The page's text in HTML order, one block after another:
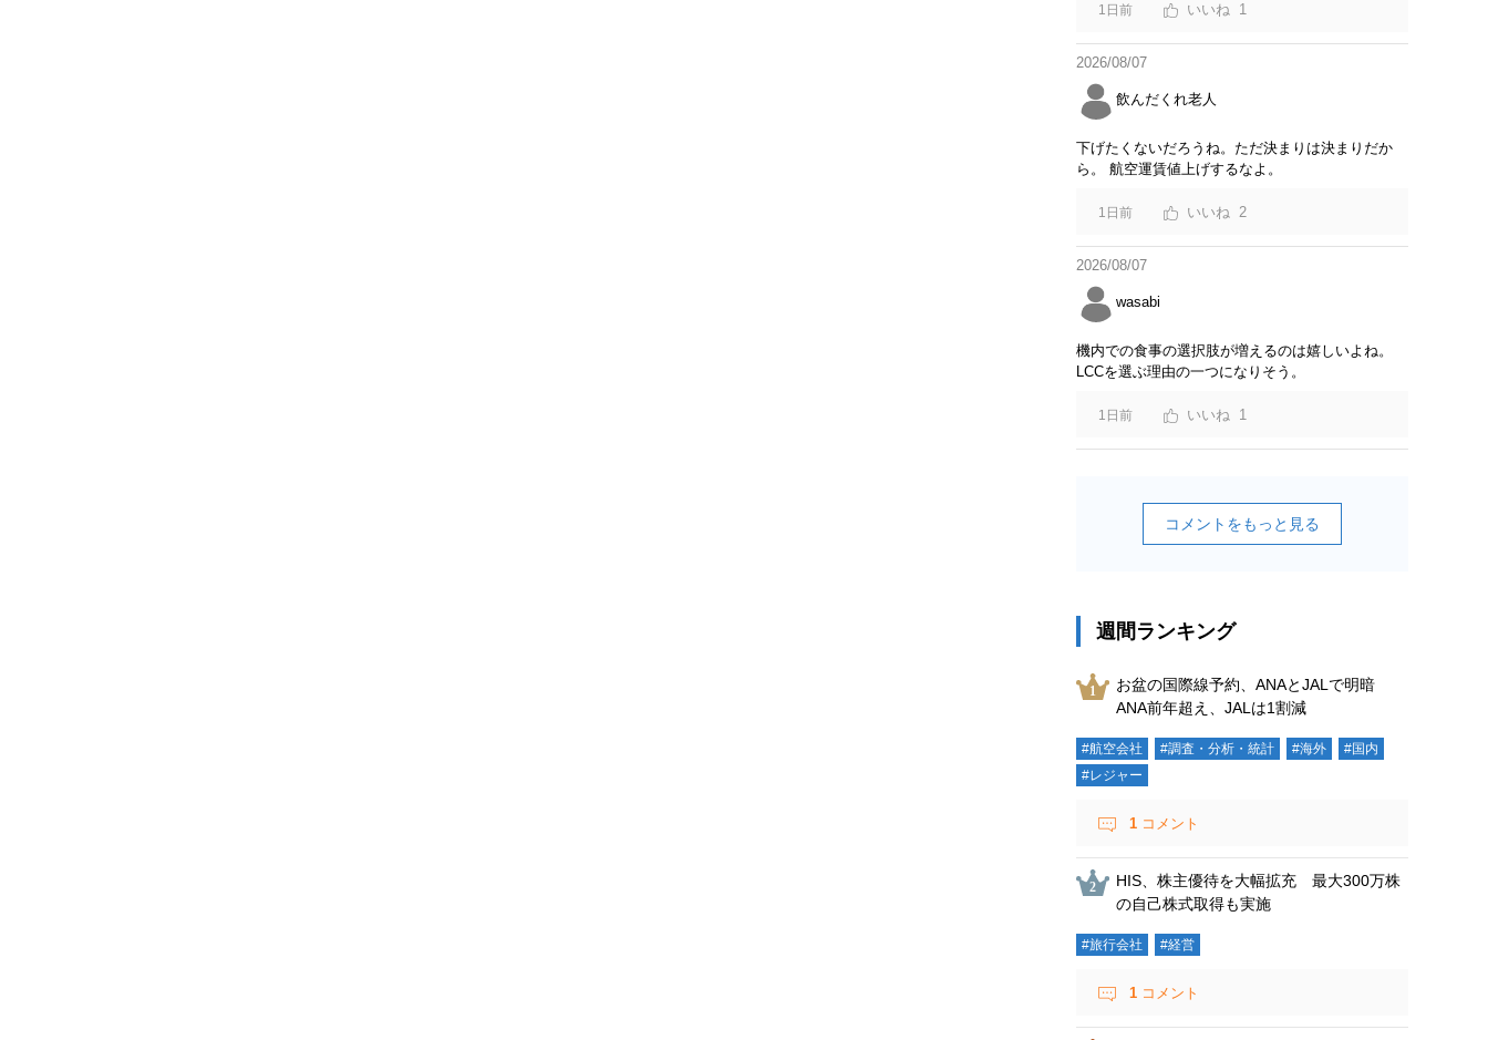
1日前 1
2026/08/07
飲んだくれ老人
下げたくないだろうね。ただ決まりは決まりだか
ら。 航空運賃値上げするなよ。
1日前 2
2026/08/07
wasabi
機内での食事の選択肢が増えるのは嬉しいよね。
LCCを選ぶ理由の一つになりそう。
1日前 1
コメントをもっと見る
週間ランキング
お盆の国際線予約、ANAとJALで明暗
ANA前年超え、JALは1割減
#航空会社 #調査・分析・統計 #海外
#国内
#レジャー
1 コメント
HIS、株主優待を大幅拡充 最大300万株
の自己株式取得も実施
#旅行会社 #経営
1 コメント